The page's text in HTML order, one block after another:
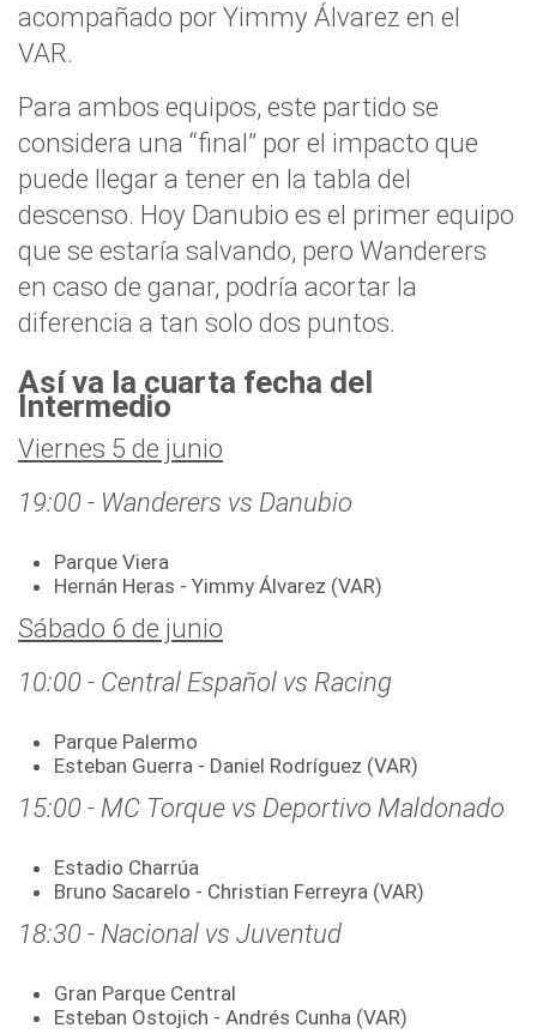
acompañado por Yimmy Álvarez en el
VAR.
Para ambos equipos, este partido se
considera una “final” por el impacto que
puede llegar a tener en la tabla del
descenso. Hoy Danubio es el primer equipo
que se estaría salvando, pero Wanderers
en caso de ganar, podría acortar la
diferencia a tan solo dos puntos.
Así va la cuarta fecha del
Intermedio
Viernes 5 de junio
19:00 - Wanderers vs Danubio
Parque Viera
Hernán Heras - Yimmy Álvarez (VAR)
Sábado 6 de junio
10:00 - Central Español vs Racing
Parque Palermo
Esteban Guerra - Daniel Rodríguez (VAR)
15:00 - MC Torque vs Deportivo Maldonado
Estadio Charrúa
Bruno Sacarelo - Christian Ferreyra (VAR)
18:30 - Nacional vs Juventud
Gran Parque Central
Esteban Ostojich - Andrés Cunha (VAR)